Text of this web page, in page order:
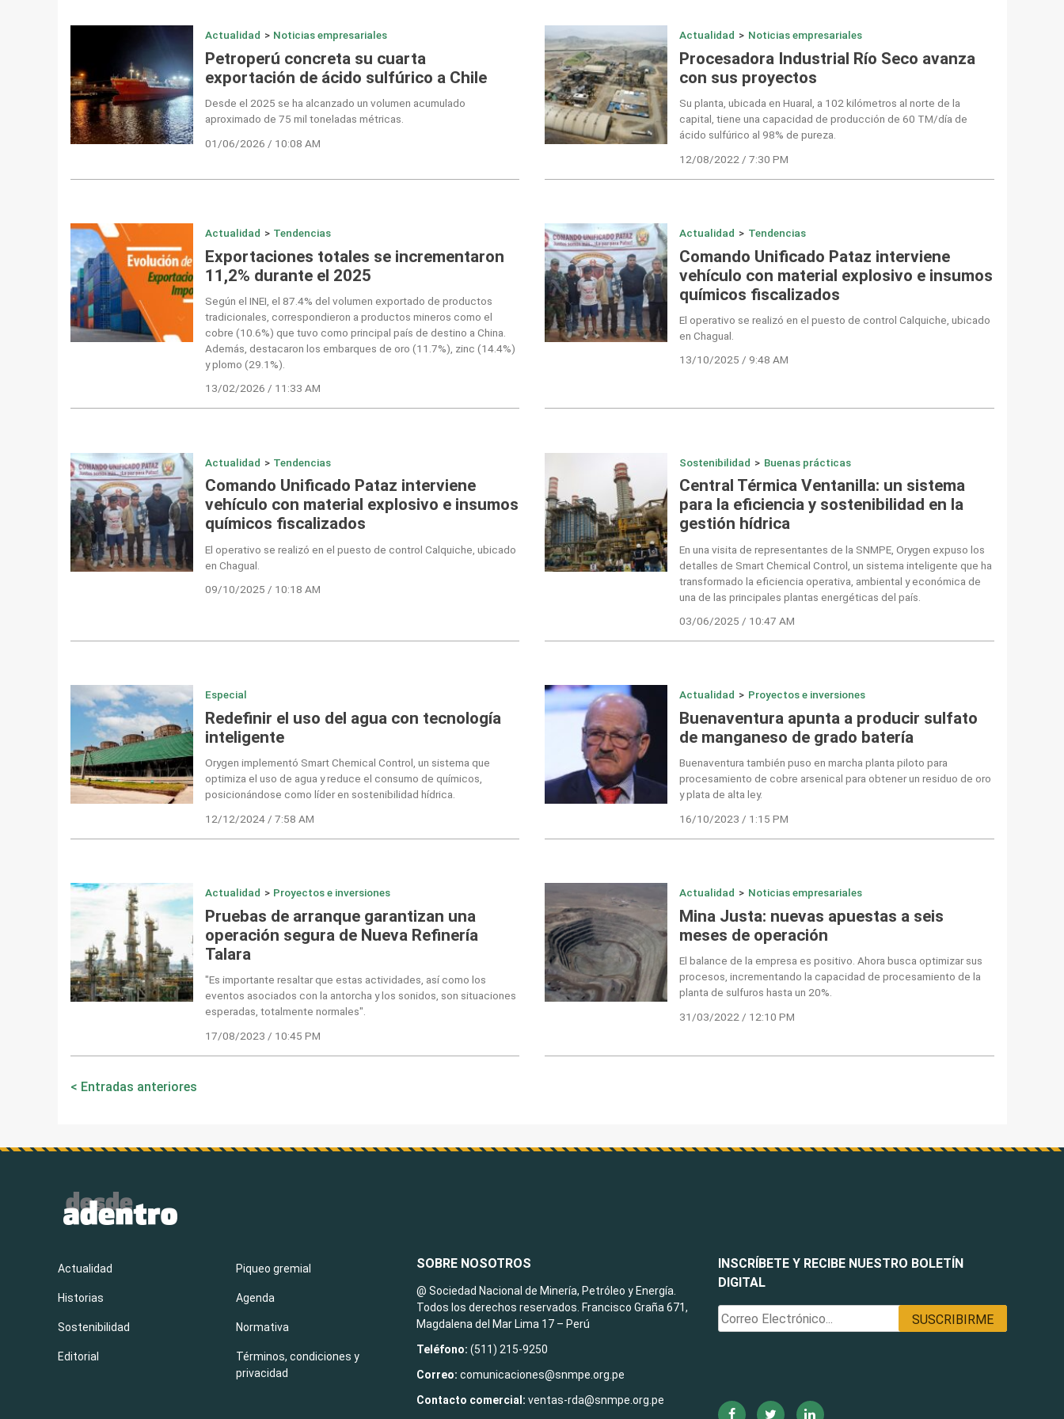
Actualidad > Noticias empresariales
Petroperú concreta su cuarta
exportación de ácido sulfúrico a Chile
Desde el 2025 se ha alcanzado un volumen acumulado
aproximado de 75 mil toneladas métricas.
01/06/2026 / 10:08 AM
Actualidad > Noticias empresariales
Procesadora Industrial Río Seco avanza
con sus proyectos
Su planta, ubicada en Huaral, a 102 kilómetros al norte de la
capital, tiene una capacidad de producción de 60 TM/día de
ácido sulfúrico al 98% de pureza.
12/08/2022 / 7:30 PM
Actualidad > Tendencias
Exportaciones totales se incrementaron
11,2% durante el 2025
Según el INEI, el 87.4% del volumen exportado de productos
tradicionales, correspondieron a productos mineros como el
cobre (10.6%) que tuvo como principal país de destino a China.
Además, destacaron los embarques de oro (11.7%), zinc (14.4%)
y plomo (29.1%).
13/02/2026 / 11:33 AM
Actualidad > Tendencias
Comando Unificado Pataz interviene
vehículo con material explosivo e insumos
químicos fiscalizados
El operativo se realizó en el puesto de control Calquiche, ubicado
en Chagual.
13/10/2025 / 9:48 AM
Actualidad > Tendencias
Comando Unificado Pataz interviene
vehículo con material explosivo e insumos
químicos fiscalizados
El operativo se realizó en el puesto de control Calquiche, ubicado
en Chagual.
09/10/2025 / 10:18 AM
Sostenibilidad > Buenas prácticas
Central Térmica Ventanilla: un sistema
para la eficiencia y sostenibilidad en la
gestión hídrica
En una visita de representantes de la SNMPE, Orygen expuso los
detalles de Smart Chemical Control, un sistema inteligente que ha
transformado la eficiencia operativa, ambiental y económica de
una de las principales plantas energéticas del país.
03/06/2025 / 10:47 AM
Especial
Redefinir el uso del agua con tecnología
inteligente
Orygen implementó Smart Chemical Control, un sistema que
optimiza el uso de agua y reduce el consumo de químicos,
posicionándose como líder en sostenibilidad hídrica.
12/12/2024 / 7:58 AM
Actualidad > Proyectos e inversiones
Buenaventura apunta a producir sulfato
de manganeso de grado batería
Buenaventura también puso en marcha planta piloto para
procesamiento de cobre arsenical para obtener un residuo de oro
y plata de alta ley.
16/10/2023 / 1:15 PM
Actualidad > Proyectos e inversiones
Pruebas de arranque garantizan una
operación segura de Nueva Refinería
Talara
"Es importante resaltar que estas actividades, así como los
eventos asociados con la antorcha y los sonidos, son situaciones
esperadas, totalmente normales".
17/08/2023 / 10:45 PM
Actualidad > Noticias empresariales
Mina Justa: nuevas apuestas a seis
meses de operación
El balance de la empresa es positivo. Ahora busca optimizar sus
procesos, incrementando la capacidad de procesamiento de la
planta de sulfuros hasta un 20%.
31/03/2022 / 12:10 PM
Navegación
Entradas anteriores
INSCRÍBETE Y RECIBE NUESTRO BOLETÍN
DIGITAL
Actualidad
Historias
Sostenibilidad
Editorial
Piqueo gremial
Agenda
Normativa
Términos, condiciones y
privacidad
SOBRE NOSOTROS
@ Sociedad Nacional de Minería, Petróleo y Energía.
Todos los derechos reservados. Francisco Graña 671,
Magdalena del Mar Lima 17 – Perú
Teléfono: (511) 215-9250
Correo:comunicaciones@snmpe.org.pe
Contacto comercial: ventas-rda@snmpe.org.pe